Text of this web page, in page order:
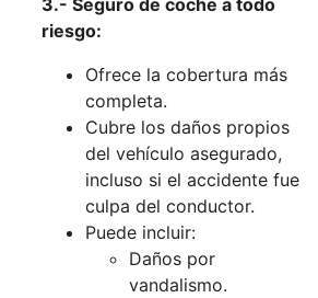
3.- Seguro de coche a todo
riesgo:
Ofrece la cobertura más
completa.
Cubre los daños propios
del vehículo asegurado,
incluso si el accidente fue
culpa del conductor.
Puede incluir:
Daños por
vandalismo.